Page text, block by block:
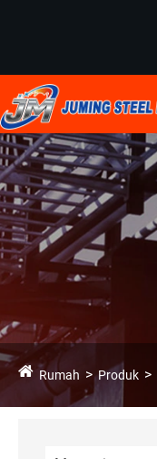
Rumah Produk